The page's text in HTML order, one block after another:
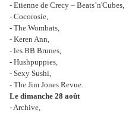
- Etienne de Crecy – Beats’n'Cubes,
- Cocorosie,
- The Wombats,
- Keren Ann,
- les BB Brunes,
- Hushpuppies,
- Sexy Sushi,
- The Jim Jones Revue.
Le dimanche 28 août
- Archive,